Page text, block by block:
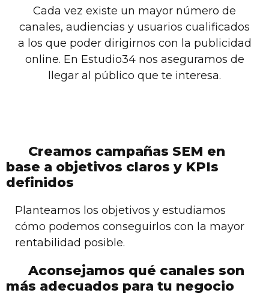
Cada vez existe un mayor número de
canales, audiencias y usuarios cualificados
a los que poder dirigirnos con la publicidad
online. En Estudio34 nos aseguramos de
llegar al público que te interesa.
Creamos campañas SEM en
base a objetivos claros y KPIs
definidos
Planteamos los objetivos y estudiamos
cómo podemos conseguirlos con la mayor
rentabilidad posible.
Aconsejamos qué canales son
más adecuados para tu negocio